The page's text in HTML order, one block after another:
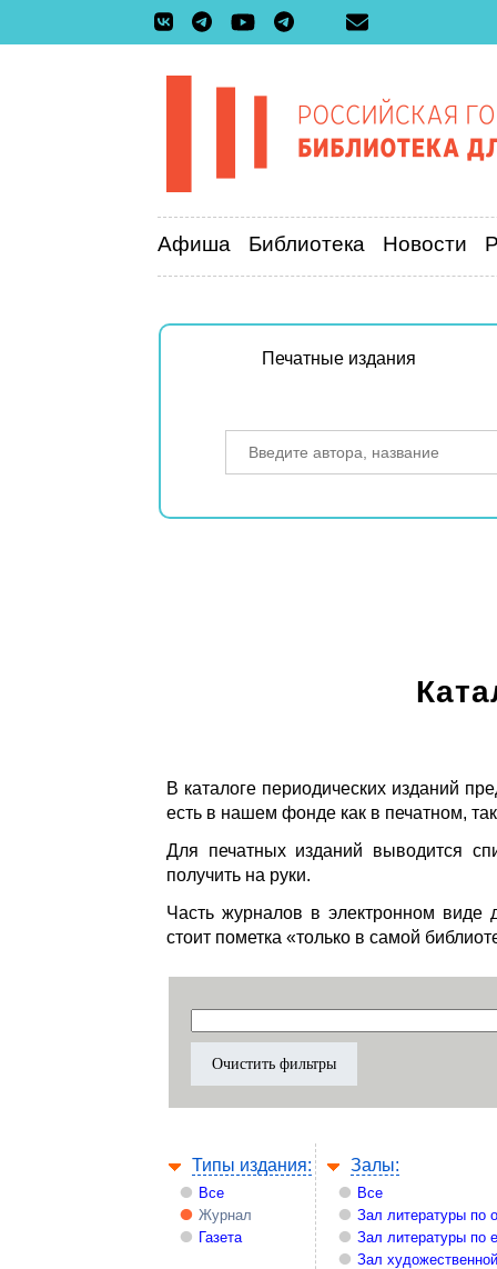
Афиша Библиотека Новости
Печатные издания
В каталоге периодических изданий
есть в нашем фонде как в печатном,
Для печатных изданий выводится
получить на руки.
Часть журналов в электронном виде
стоит пометка «только в самой
Типы издания:
Все
Журнал
Газета
Залы:
Все
Зал литературы по
Зал литературы по
Зал